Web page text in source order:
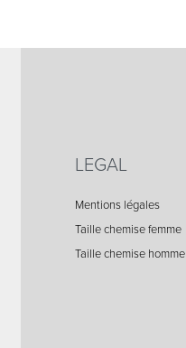
LEGAL
Mentions légales
Taille chemise femme
Taille chemise homme